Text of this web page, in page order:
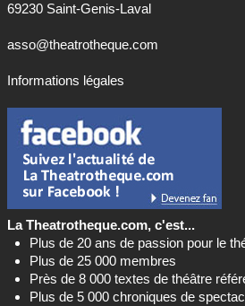
69230 Saint-Genis-Laval
asso@theatrotheque.com
Informations légales
La Theatrotheque.com, c'est...
Plus de 20 ans de passion pour le
Plus de 25 000 membres
Près de 8 000 textes de théâtre
Plus de 5 000 chroniques de